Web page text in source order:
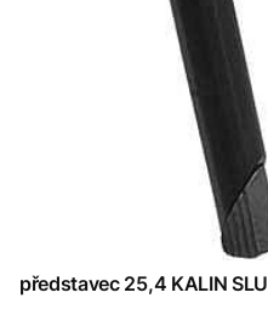
představec 25,4 KALIN